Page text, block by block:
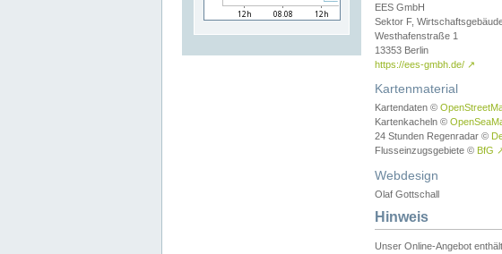
EES GmbH
Sektor F,
Westhafenstraße 1
13353 Berlin
https://ees-gmbh.de/ ↗
Kartenmaterial
Kartendaten ©
Kartenkacheln ©
24 Stunden Regenradar ©
Flusseinzugsgebiete © BfG
Webdesign
Olaf Gottschall
Hinweis
Unser Online-Angebot